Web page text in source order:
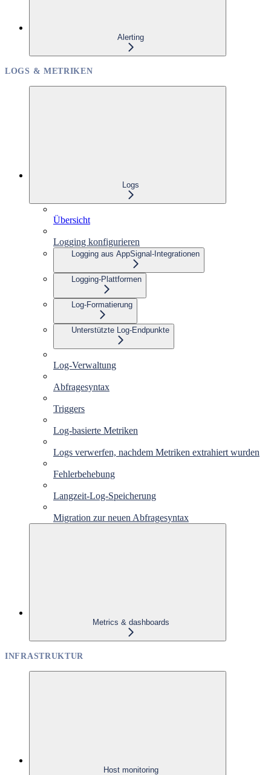
Alerting
LOGS & METRIKEN
Logs
Übersicht
Logging konfigurieren
Logging aus AppSignal-Integrationen
Logging-Plattformen
Log-Formatierung
Unterstützte Log-Endpunkte
Log-Verwaltung
Abfragesyntax
Triggers
Log-basierte Metriken
Logs verwerfen, nachdem Metriken extrahiert wurden
Fehlerbehebung
Langzeit-Log-Speicherung
Migration zur neuen Abfragesyntax
Metrics & dashboards
INFRASTRUKTUR
Host monitoring